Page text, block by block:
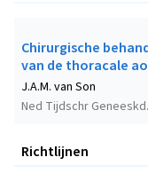
Chirurgische
van de thoracale
Ned Tijdschr
J.A.M. van Son
Richtlijnen